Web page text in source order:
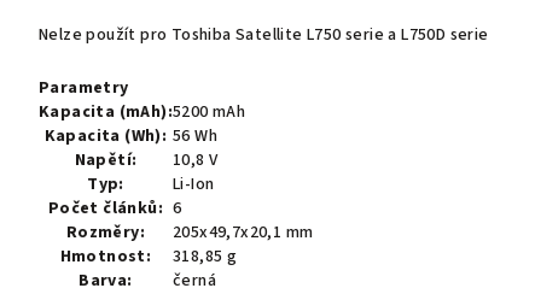
Nelze použít pro Toshiba Satellite L750 serie a L750D serie
Parametry
Kapacita (mAh):5200 mAh
Kapacita (Wh): 56 Wh
Napětí:
10,8 V
Typ:
Li-Ion
Počet článků: 6
Rozměry:
205x49,7x20,1 mm
Hmotnost:
318,85 g
Barva:
černá